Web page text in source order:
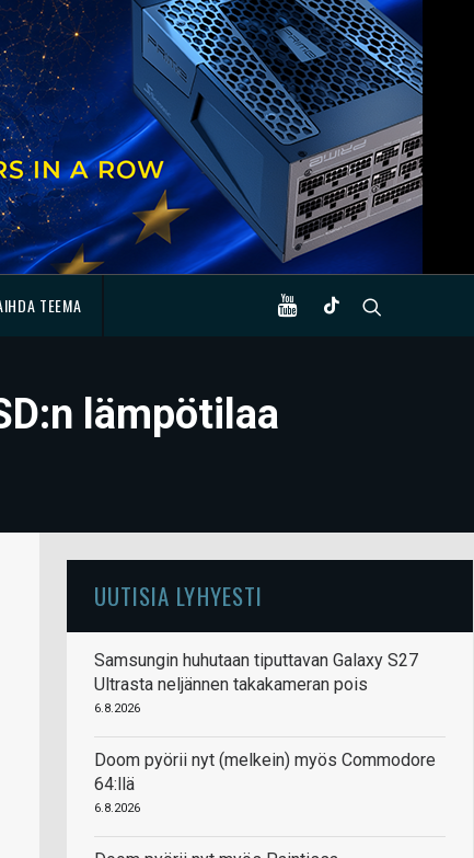
TEEMA
lämpötilaa
UUTISIA LYHYESTI
Samsungin huhutaan tiputtavan Galaxy S27
Ultrasta neljännen takakameran pois
6.8.2026
Doom pyörii nyt (melkein) myös Commodore
64:llä
6.8.2026